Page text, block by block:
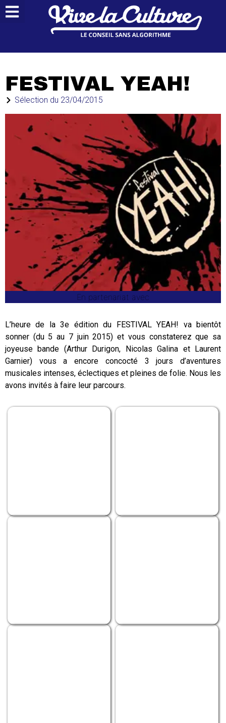
FESTIVAL YEAH!
Sélection du 23/04/2015
En partenariat avec
L’heure de la 3e édition du FESTIVAL YEAH! va bientôt
sonner (du 5 au 7 juin 2015) et vous constaterez que sa
joyeuse bande (Arthur Durigon, Nicolas Galina et Laurent
Garnier) vous a encore concocté 3 jours d’aventures
musicales intenses, éclectiques et pleines de folie. Nous les
avons invités à faire leur parcours.